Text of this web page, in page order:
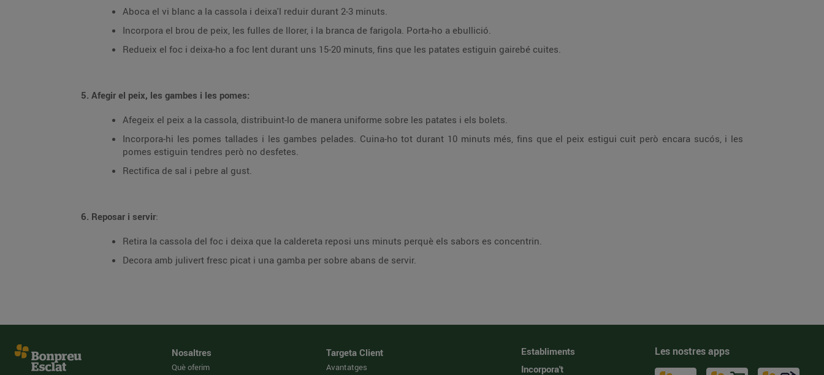
Aboca el vi blanc a la cassola i deixa'l reduir durant 2-3 minuts.
Incorpora el brou de peix, les fulles de llorer, i la branca de farigola. Porta-ho a ebullició.
Redueix el foc i deixa-ho a foc lent durant uns 15-20 minuts, fins que les patates estiguin gairebé cuites.
5. Afegir el peix, les gambes i les pomes:
Afegeix el peix a la cassola, distribuint-lo de manera uniforme sobre les patates i els bolets.
Incorpora-hi les pomes tallades i les gambes pelades. Cuina-ho tot durant 10 minuts més, fins que el peix estigui cuit però encara sucós, i les
pomes estiguin tendres però no desfetes.
Rectifica de sal i pebre al gust.
6. Reposar i servir:
Retira la cassola del foc i deixa que la caldereta reposi uns minuts perquè els sabors es concentrin.
Decora amb julivert fresc picat i una gamba per sobre abans de servir.
Nosaltres
Què oferim
Targeta Client
Avantatges
Establiments
Incorpora't
Les nostres apps